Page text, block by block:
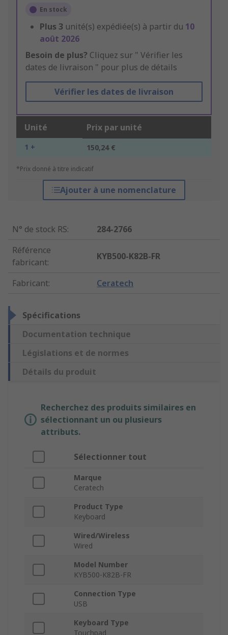
En stock
Plus 3 unité(s) expédiée(s) à partir du 10
août 2026
Besoin de plus? Cliquez sur " Vérifier les
dates de livraison " pour plus de détails
Vérifier les dates de livraison
Unité Prix par unité
1 + 150,24 €
*Prix donné à titre indicatif
Ajouter à une nomenclature
N° de stock RS:
284-2766
Référence
fabricant:
KYB500-K82B-FR
Fabricant: Ceratech
Spécifications
Documentation technique
Législations et de normes
Détails du produit
Recherchez des produits similaires en
sélectionnant un ou plusieurs
attributs.
Sélectionner tout
Marque
Ceratech
Product Type
Keyboard
Wired/Wireless
Wired
Model Number
KYB500-K82B-FR
Connection Type
USB
Keyboard Type
Touchpad